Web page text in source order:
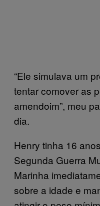
“Ele simulava um
tentar comover as
amendoim”, meu
dia.
Henry tinha 16
Segunda Guerra
Marinha
sobre a idade e